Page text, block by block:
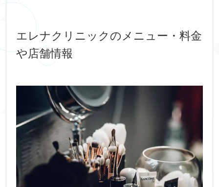
エレナクリニックのメニュー・料金
や店舗情報